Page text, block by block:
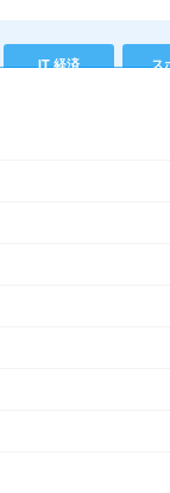
IT 経済 ス